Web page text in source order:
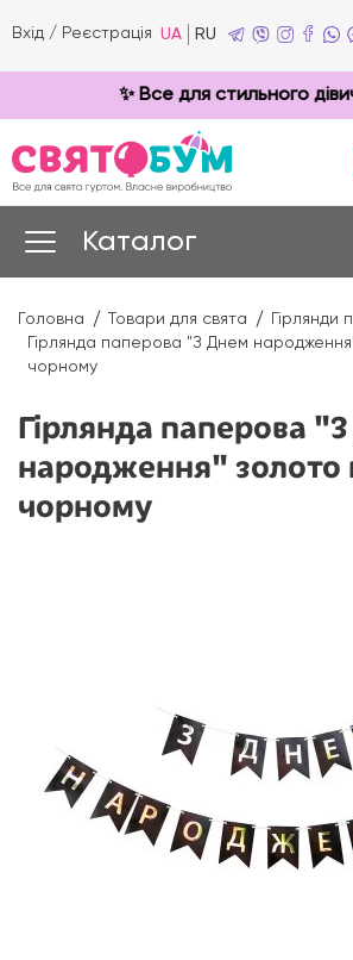
Вхід / Реєстрація UA RU
✨ Все для стильного
Каталог
Головна Товари для свята
Гірлянди
Гірлянда паперова "З Днем
чорному
Гірлянда паперова
народження" золото
чорному